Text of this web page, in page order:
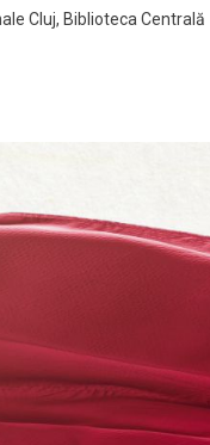
Cluj, Biblioteca Centrală